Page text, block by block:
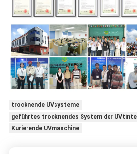
trocknende UVsysteme
geführtes trocknendes System der UVtinte
Kurierende UVmaschine